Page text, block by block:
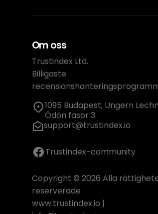
Om oss
Trustindex Ltd.
Billigaste
1095 Budapest, Ungern
Ödön fasor 3.
support@trustindex.io
Trustindex-community
Copyright © 2026 Alla
reserverade
www.trustindex.io |